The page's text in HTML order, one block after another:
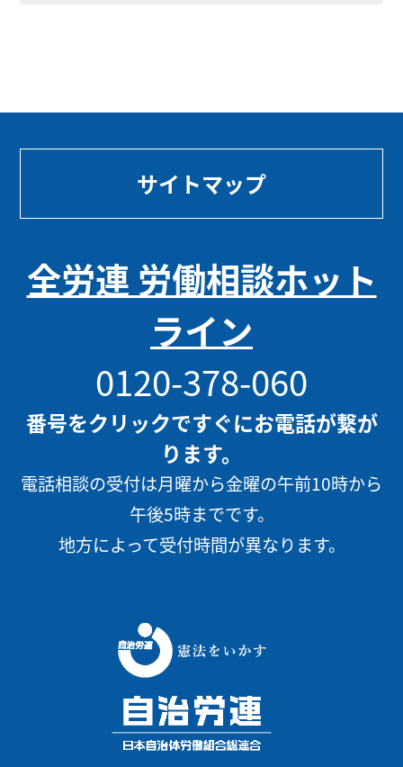
サイトマップ
全労連 労働相談ホット
ライン
0120-378-060
番号をクリックですぐにお電話が繋が
ります。
電話相談の受付は月曜から金曜の午前10時から
午後5時までです。
地方によって受付時間が異なります。